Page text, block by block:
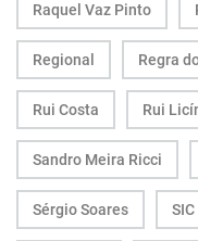
Raquel Vaz Pinto
Regional Regra
Rui Costa Rui
Sandro Meira Ricci
Sérgio Soares